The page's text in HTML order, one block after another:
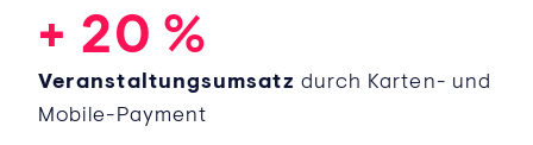
+ 20 %
Veranstaltungsumsatz durch Karten- und
Mobile-Payment
0
1
2
3